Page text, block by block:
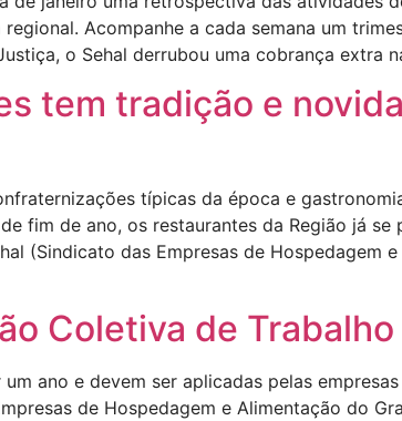
Acompanhe a cada semana um
o Sehal derrubou uma cobrança extra
tem tradição e
típicas da época e
fim de ano, os restaurantes da Região já
(Sindicato das Empresas de Hospedagem
Coletiva de
ano e devem ser aplicadas pelas
de Hospedagem e Alimentação do